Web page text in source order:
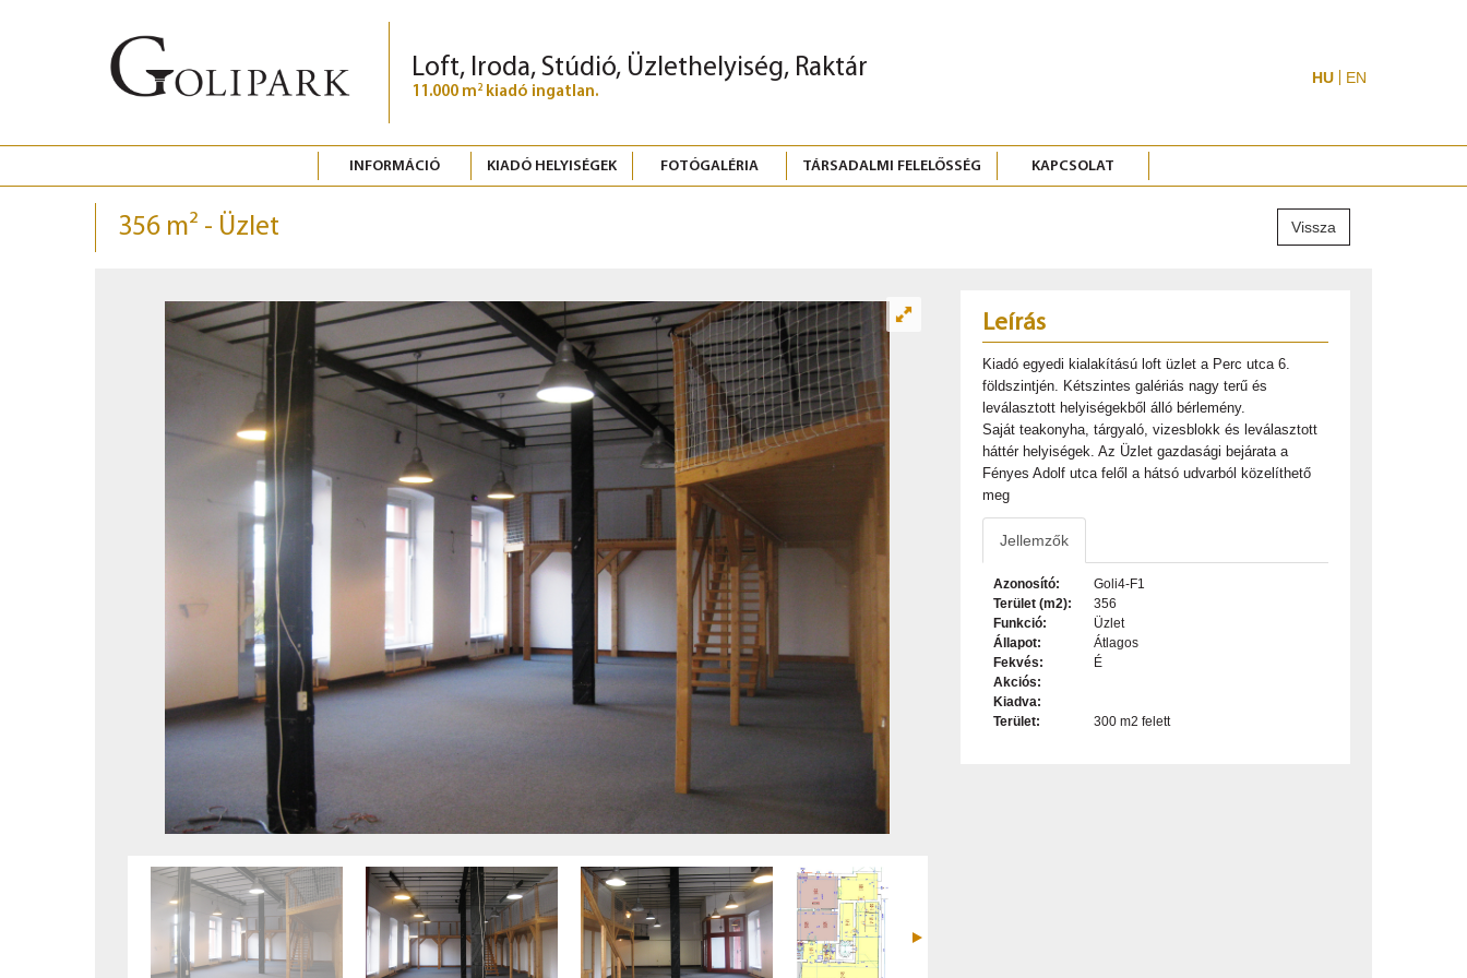
Loft, Iroda, Stúdió, Üzlethelyiség, Raktár
11.000 m 2 kiadó ingatlan.
HU EN
INFORMÁCIÓ KIADÓ HELYISÉGEK FOTÓGALÉRIA TÁRSADALMI FELELŐSSÉG KAPCSOLAT
356 m² - Üzlet Vissza
Leírás
Kiadó egyedi kialakítású loft üzlet a Perc utca 6.
földszintjén. Kétszintes galériás nagy terű és
leválasztott helyiségekből álló bérlemény.
Saját teakonyha, tárgyaló, vizesblokk és leválasztott
háttér helyiségek. Az Üzlet gazdasági bejárata a
Fényes Adolf utca felől a hátsó udvarból közelíthető
meg
Jellemzők
Azonosító:
Goli4-F1
Terület (m2):
356
Funkció:
Üzlet
Állapot:
Átlagos
Fekvés:
É
Akciós:
Kiadva:
Terület:
300 m2 felett